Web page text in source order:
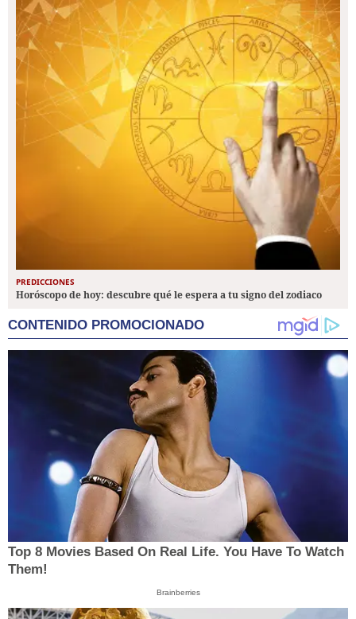
PREDICCIONES
Horóscopo de hoy: descubre qué le espera a tu signo del zodiaco
CONTENIDO PROMOCIONADO
Top 8 Movies Based On Real Life. You Have To Watch
Them!
Brainberries